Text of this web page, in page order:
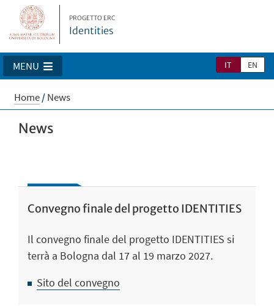
PROGETTO ERC
Identities
IT EN
MENU
Home/News
News
Convegno finale del progetto IDENTITIES
Il convegno finale del progetto IDENTITIES si
terrà a Bologna dal 17 al 19 marzo 2027.
Sito del convegno